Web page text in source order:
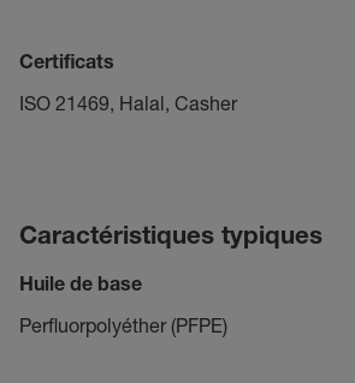
Certificats
ISO 21469, Halal, Casher
Caractéristiques typiques
Huile de base
Perfluorpolyéther (PFPE)